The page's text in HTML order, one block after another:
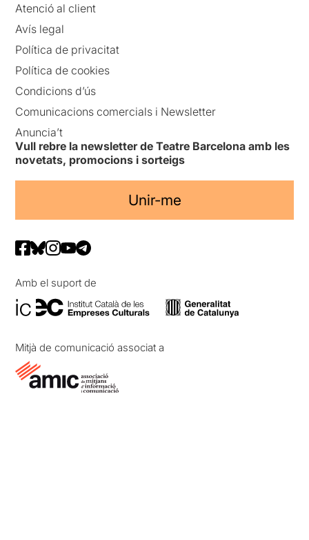
Atenció al client
Avís legal
Política de privacitat
Política de cookies
Condicions d’ús
Comunicacions comercials i Newsletter
Anuncia’t
Vull rebre la newsletter de Teatre Barcelona amb les
novetats, promocions i sorteigs
Unir-me
Amb el suport de
Mitjà de comunicació associat a